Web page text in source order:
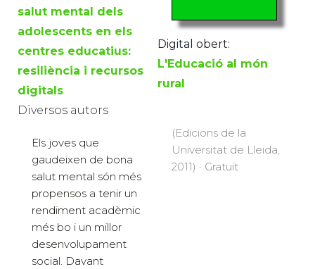
salut mental dels
adolescents en els
centres educatius:
resiliència i recursos
digitals
Diversos autors
Els joves que
gaudeixen de bona
salut mental són més
propensos a tenir un
rendiment acadèmic
més bo i un millor
desenvolupament
social. Davant
Digital obert:
L'Educació al món
rural
(Edicions de la
Universitat de Lleida,
2011) · Gratuït